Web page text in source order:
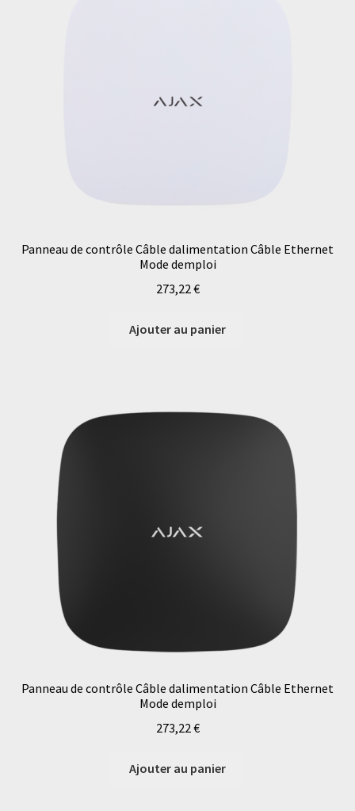
Panneau de contrôle Câble dalimentation Câble Ethernet
Mode demploi
273,22€
Ajouter au panier
Panneau de contrôle Câble dalimentation Câble Ethernet
Mode demploi
273,22 €
Ajouter au panier